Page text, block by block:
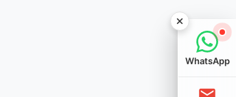
WhatsApp